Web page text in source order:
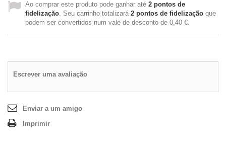
Ao comprar este produto pode ganhar até 2 pontos de
fidelização. Seu carrinho totalizará 2 pontos de fidelização que
podem ser convertidos num vale de desconto de 0,40 €.
Escrever uma avaliação
Enviar a um amigo
Imprimir